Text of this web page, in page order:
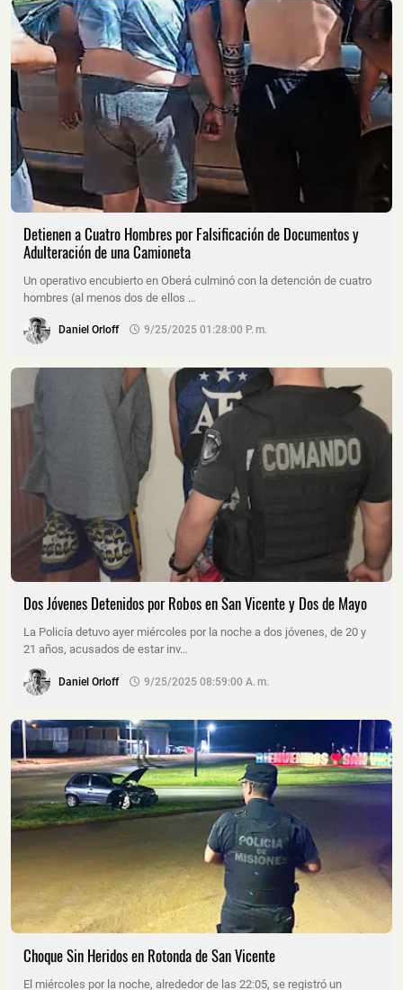
Detienen a Cuatro Hombres por Falsificación de Documentos y
Adulteración de una Camioneta
Un operativo encubierto en Oberá culminó con la detención de cuatro
hombres (al menos dos de ellos …
Daniel Orloff 9/25/2025 01:28:00 P. M.
Dos Jóvenes Detenidos por Robos en San Vicente y Dos de Mayo
La Policía detuvo ayer miércoles por la noche a dos jóvenes, de 20 y
21 años, acusados de estar inv…
Daniel Orloff 9/25/2025 08:59:00 A. M.
Choque Sin Heridos en Rotonda de San Vicente
El miércoles por la noche, alrededor de las 22:05, se registró un